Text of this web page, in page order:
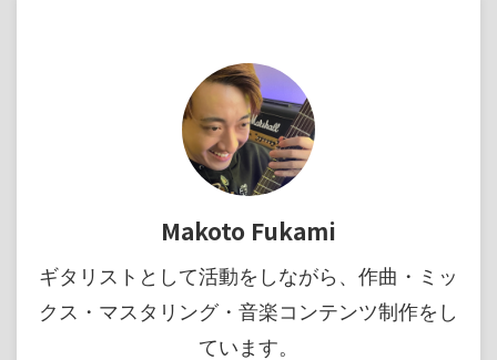
Makoto Fukami
ギタリストとして活動をしながら、作曲・ミッ
クス・マスタリング・音楽コンテンツ制作をし
ています。